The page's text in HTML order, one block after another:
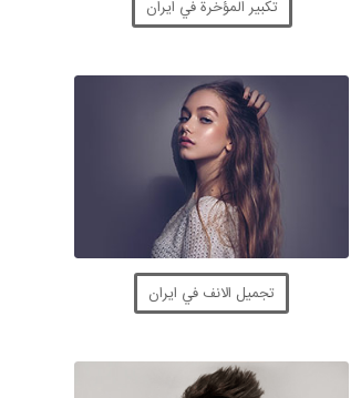
تكبير المؤخرة في ايران
تجميل الانف في ايران